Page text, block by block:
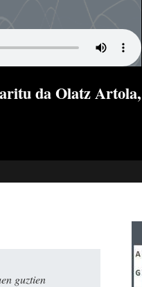
da Olatz Artola,
guztien